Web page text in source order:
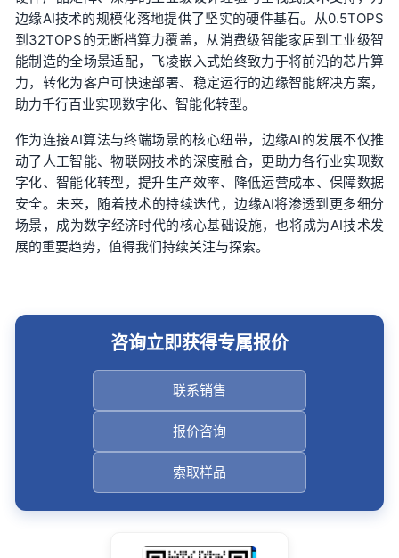
边缘AI技术的规模化落地提供了坚实的硬件基石。从0.5TOPS
到32TOPS的无断档算力覆盖，从消费级智能家居到工业级智
能制造的全场景适配，飞凌嵌入式始终致力于将前沿的芯片算
力，转化为客户可快速部署、稳定运行的边缘智能解决方案，
助力千行百业实现数字化、智能化转型。
作为连接AI算法与终端场景的核心纽带，边缘AI的发展不仅推
动了人工智能、物联网技术的深度融合，更助力各行业实现数
字化、智能化转型，提升生产效率、降低运营成本、保障数据
安全。未来，随着技术的持续迭代，边缘AI将渗透到更多细分
场景，成为数字经济时代的核心基础设施，也将成为AI技术发
展的重要趋势，值得我们持续关注与探索。
咨询立即获得专属报价
联系销售
报价咨询
索取样品